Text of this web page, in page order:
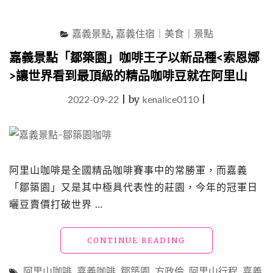
A5
牛
火
鍋"
嘉義景點, 嘉義住宿｜美食｜景點
嘉義景點「鄒築園」咖啡王子以新品種<索恩娜
>讓世界看到最頂級的精品咖啡豆就在阿里山
2022-09-22 |by kenalice0110|
阿里山咖啡是全國精品咖啡賽事中的常勝軍，而嘉義
「鄒築園」又是其中極具代表性的莊園，今年的冠軍日
曬豆賣價打破世界 …
CONTINUE READING
義
景